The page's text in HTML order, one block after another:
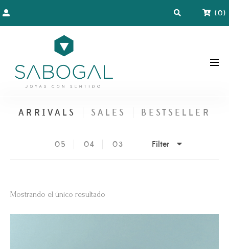
(0)
ARRIVALS SALES BESTSELLER
05 04 03 Filter
Mostrando el único resultado